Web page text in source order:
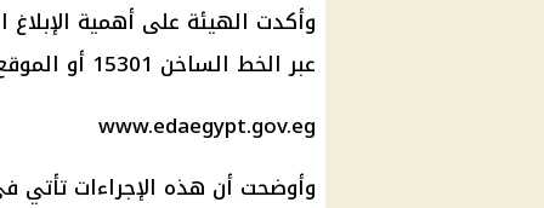
وأكدت الهيئة على أهمية
عبر الخط الساخن 15301 أو الموقع الإلكتروني الرسمي لهيئة الدواء المصرية:
www.edaegypt.gov.eg
وأوضحت أن هذه الإجراءات